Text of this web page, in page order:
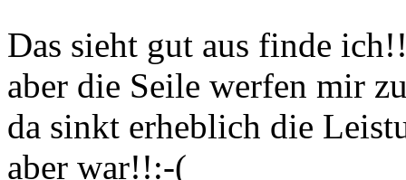
Das sieht gut aus finde
aber die Seile werfen mir
da sinkt erheblich die
aber war!!:-(